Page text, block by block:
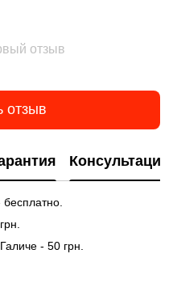
отзыв
отзыв
Консультация
- 50 грн.